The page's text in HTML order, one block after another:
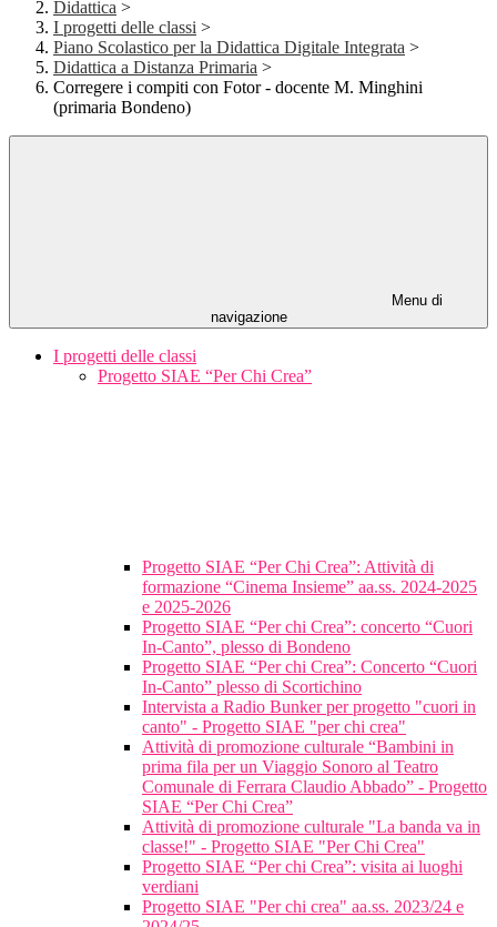
Didattica >
I progetti delle classi >
Piano Scolastico per la Didattica Digitale Integrata >
Didattica a Distanza Primaria >
Corregere i compiti con Fotor - docente M. Minghini
(primaria Bondeno)
Menu di
navigazione
I progetti delle classi
Progetto SIAE “Per Chi Crea”
Progetto SIAE “Per Chi Crea”: Attività di
formazione “Cinema Insieme” aa.ss. 2024-2025
e 2025-2026
Progetto SIAE “Per chi Crea”: concerto “Cuori
In-Canto”, plesso di Bondeno
Progetto SIAE “Per chi Crea”: Concerto “Cuori
In-Canto” plesso di Scortichino
Intervista a Radio Bunker per progetto "cuori in
canto" - Progetto SIAE "per chi crea"
Attività di promozione culturale “Bambini in
prima fila per un Viaggio Sonoro al Teatro
Comunale di Ferrara Claudio Abbado” - Progetto
SIAE “Per Chi Crea”
Attività di promozione culturale "La banda va in
classe!" - Progetto SIAE "Per Chi Crea"
Progetto SIAE “Per chi Crea”: visita ai luoghi
verdiani
Progetto SIAE "Per chi crea" aa.ss. 2023/24 e